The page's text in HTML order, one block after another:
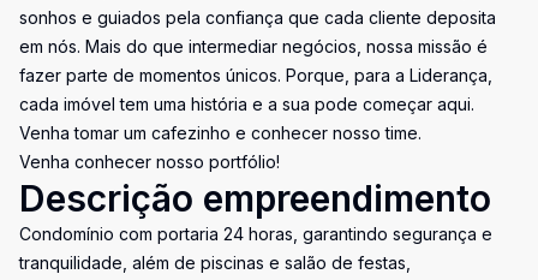
sonhos e guiados pela confiança que cada cliente deposita
em nós. Mais do que intermediar negócios, nossa missão é
fazer parte de momentos únicos. Porque, para a Liderança,
cada imóvel tem uma história e a sua pode começar aqui.
Venha tomar um cafezinho e conhecer nosso time.
Venha conhecer nosso portfólio!
Descrição empreendimento
Condomínio com portaria 24 horas, garantindo segurança e
tranquilidade, além de piscinas e salão de festas,